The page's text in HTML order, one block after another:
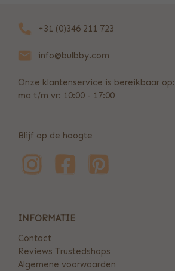
+31 (0)346 211 723
info@bulbby.com
Onze klantenservice is bereikbaar op:
ma t/m vr: 10:00 - 17:00
Blijf op de hoogte
INFORMATIE
Contact
Reviews Trustedshops
Algemene voorwaarden